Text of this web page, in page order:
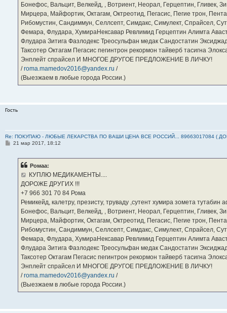
Бонефос, Вальцит, Велкейд, , Вотриент, Неорал, Герцептин, Гливек,
Мирцера, Майфортик, Октагам, Октреотид, Пегасис, Пегие трон,
Рибомустин, Сандиммун, Селлсепт, Симдакс, Симулект, Спрайсел,
Фемара, Флудара, ХумираНексавар Ревлимид Герцептин Алимта
Флудара Зитига Фазлодекс Треосульфан медак Сандостатин
Таксотер Октагам Пегасис пегинтрон рекормон тайверб тасигна
Энплейт спрайсел И МНОГОЕ ДРУГОЕ ПРЕДЛОЖЕНИЕ В ЛИЧКУ!
/roma.mamedov2016@yandex.ru /
(Выезжаем в любые города России.)
Гость
Re: ПОКУПАЮ - ЛЮБЫЕ ЛЕКАРСТВА ПО ВАШИ ЦЕНА ВСЕ РОССИЙ... 89663017084 (
С21 мар 2017, 18:12
Ромаа:
КУПЛЮ МЕДИКАМЕНТЫ....
ДОРОЖЕ ДРУГИХ !!!
‪+7 966 301 70 84‬ Рома
Ремикейд, калетру, презисту, труваду ,сутент хумира зомета
Бонефос, Вальцит, Велкейд, , Вотриент, Неорал, Герцептин, Гливек,
Мирцера, Майфортик, Октагам, Октреотид, Пегасис, Пегие трон,
Рибомустин, Сандиммун, Селлсепт, Симдакс, Симулект, Спрайсел,
Фемара, Флудара, ХумираНексавар Ревлимид Герцептин Алимта
Флудара Зитига Фазлодекс Треосульфан медак Сандостатин
Таксотер Октагам Пегасис пегинтрон рекормон тайверб тасигна
Энплейт спрайсел И МНОГОЕ ДРУГОЕ ПРЕДЛОЖЕНИЕ В ЛИЧКУ!
/roma.mamedov2016@yandex.ru /
(Выезжаем в любые города России.)